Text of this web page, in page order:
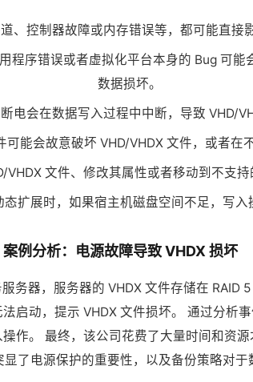
、控制器故障或内存错误等，都可能直接
程序错误或者虚拟化平台本身的 Bug 可能
数据损坏。
电会在数据写入过程中中断，导致 VHD/
可能会故意破坏 VHD/VHDX 文件，或者在
VHDX 文件、修改其属性或者移动到不支持
态扩展时，如果宿主机磁盘空间不足，写入
案例分析：电源故障导致 VHDX 损坏
务器，服务器的 VHDX 文件存储在 RAID
启动，提示 VHDX 文件损坏。 通过分析
作。 最终，该公司花费了大量时间和资
了电源保护的重要性，以及备份策略对于